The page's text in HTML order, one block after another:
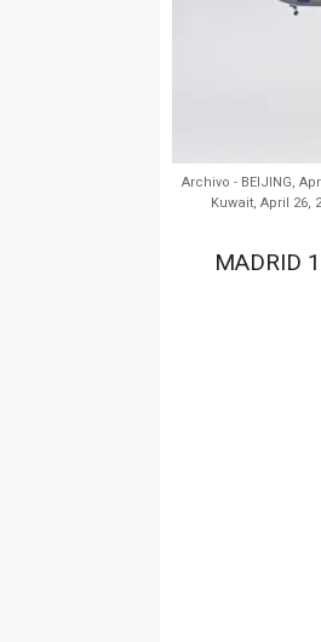
Archivo - BEIJING,
Kuwait, April
MADRID